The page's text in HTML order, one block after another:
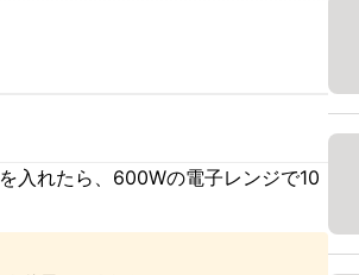
入れたら、600Wの電子レンジで10